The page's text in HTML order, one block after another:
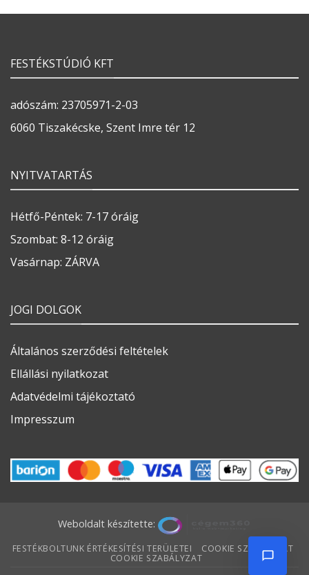
FESTÉKSTÚDIÓ KFT
adószám: 23705971-2-03
6060 Tiszakécske, Szent Imre tér 12
NYITVATARTÁS
Hétfő-Péntek: 7-17 óráig
Szombat: 8-12 óráig
Vasárnap: ZÁRVA
JOGI DOLGOK
Általános szerződési feltételek
Ellállási nyilatkozat
Adatvédelmi tájékoztató
Impresszum
Weboldalt készítette:
FESTÉKBOLTUNK ÉRTÉKESÍTÉSI TERÜLETEI
COOKIE SZABÁLYZAT
COOKIE SZABÁLYZAT